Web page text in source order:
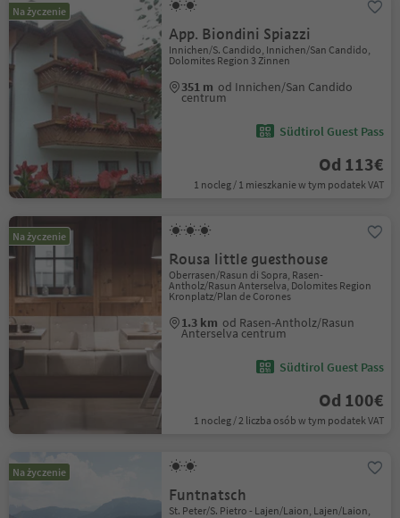
Na życzenie
App. Biondini Spiazzi
Innichen/S. Candido, Innichen/San Candido,
Dolomites Region 3 Zinnen
351 m od Innichen/San Candido
centrum
Südtirol Guest Pass
Od 113€
1 nocleg / 1 mieszkanie w tym podatek VAT
Na życzenie
Rousa little guesthouse
Oberrasen/Rasun di Sopra, Rasen-
Antholz/Rasun Anterselva, Dolomites Region
Kronplatz/Plan de Corones
1.3 km od Rasen-Antholz/Rasun
Anterselva centrum
Südtirol Guest Pass
Od 100€
1 nocleg / 2 liczba osób w tym podatek VAT
Na życzenie
Funtnatsch
St. Peter/S. Pietro - Lajen/Laion, Lajen/Laion,